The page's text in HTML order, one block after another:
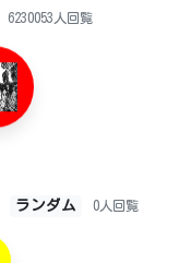
6230053人回覧
ランダム 0人回覧